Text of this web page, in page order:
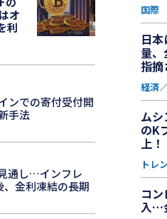
ものだと偽って
の高位関係者ら
に位置する第9
発言をしたと
に上訴を提出
に及ぼす影響を
）に550万ド
オ
利
ンでの寄付受付開
手法
通し…インフレ
金利凍結の長期
国際
日
量
指摘
経済
ム
のK
上！
トレ
コ
入…